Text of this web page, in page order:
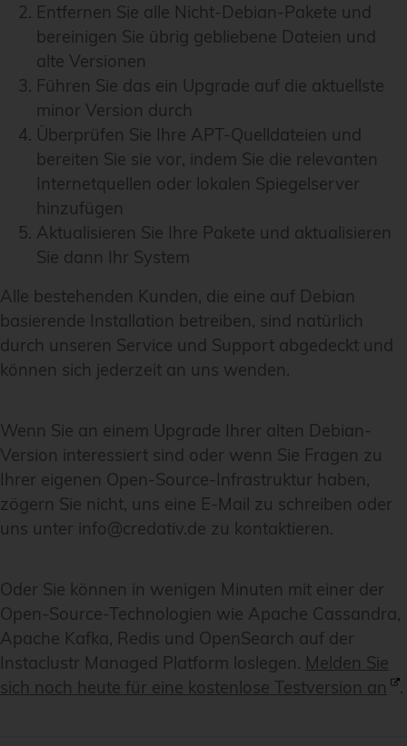
Entfernen Sie alle Nicht-Debian-Pakete und
bereinigen Sie übrig gebliebene Dateien und
alte Versionen
Führen Sie das ein Upgrade auf die aktuellste
minor Version durch
Überprüfen Sie Ihre APT-Quelldateien und
bereiten Sie sie vor, indem Sie die relevanten
Internetquellen oder lokalen Spiegelserver
hinzufügen
Aktualisieren Sie Ihre Pakete und aktualisieren
Sie dann Ihr System
Alle bestehenden Kunden, die eine auf Debian
basierende Installation betreiben, sind natürlich
durch unseren Service und Support abgedeckt und
können sich jederzeit an uns wenden.
Wenn Sie an einem Upgrade Ihrer alten Debian-
Version interessiert sind oder wenn Sie Fragen zu
Ihrer eigenen Open-Source-Infrastruktur haben,
zögern Sie nicht, uns eine E-Mail zu schreiben oder
uns unter info@credativ.de zu kontaktieren.
Oder Sie können in wenigen Minuten mit einer der
Open-Source-Technologien wie Apache Cassandra,
Apache Kafka, Redis und OpenSearch auf der
Instaclustr Managed Platform loslegen. Melden Sie
sich noch heute für eine kostenlose Testversion an
.